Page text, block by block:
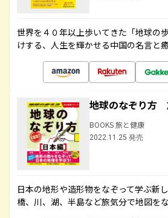
世界を４０年以上歩いてきた「地球の
けする、人生を輝かせる中国の名言と
地球のなぞり
BOOKS 旅と健康
2022.11.25 発売
日本の地形や造形物をなぞって学ぶ新
橋、川、湖、半島など旅気分で地図を